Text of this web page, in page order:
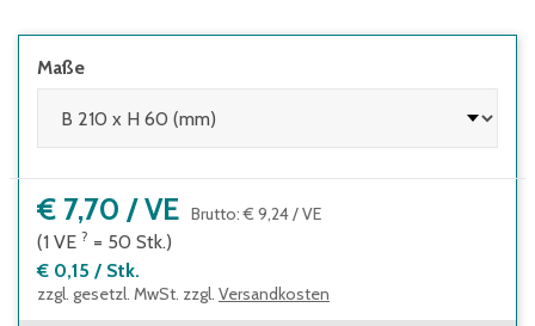
Maße
€ 7,70 /VE Brutto:€ 9,24/VE
(1 VE ? = 50 Stk.)
€ 0,15 / Stk.
zzgl. gesetzl. MwSt. zzgl. Versandkosten